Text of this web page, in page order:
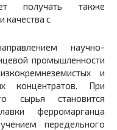
получать также
качества с
научно-
промышленности
и
концентратов. При
сырья становится
ферромарганца
передельного